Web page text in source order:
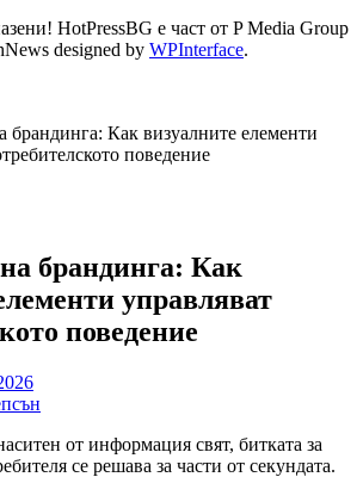
HotPressBG е част от P Media Group
designed by WPInterface.
брандинга: Как визуалните елементи
поведение
брандинга: Как
управляват
поведение
от информация свят, битката за
се решава за части от секундата.